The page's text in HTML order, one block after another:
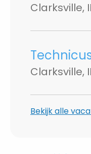
Clarksville,
Clarksville,
Bekijk alle